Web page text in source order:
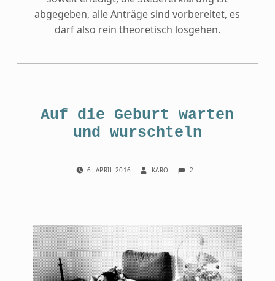
abgegeben, alle Anträge sind vorbereitet, es
darf also rein theoretisch losgehen.
Auf die Geburt warten
und wurschteln
6. APRIL 2016 KARO 2